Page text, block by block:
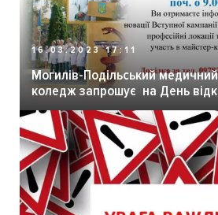
16.03.2023 17:11
Могилів-Подільський
коледж запрошує